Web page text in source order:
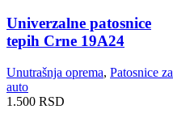
Univerzalne patosnice
tepih Crne 19A24
Unutrašnja oprema, Patosnice za
auto
1.500 RSD